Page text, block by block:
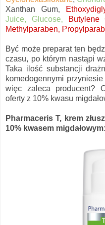
Xanthan Gum,
Juice, Glucose,
Butylene
Methylparaben,
Być może preparat ten
czasu, po którym nastąpi
Taka ilość substancji
komedogennymi
więc zaleca producent?
oferty z 10% kwasu
Pharmaceris T, krem
10% kwasem migdałowym: